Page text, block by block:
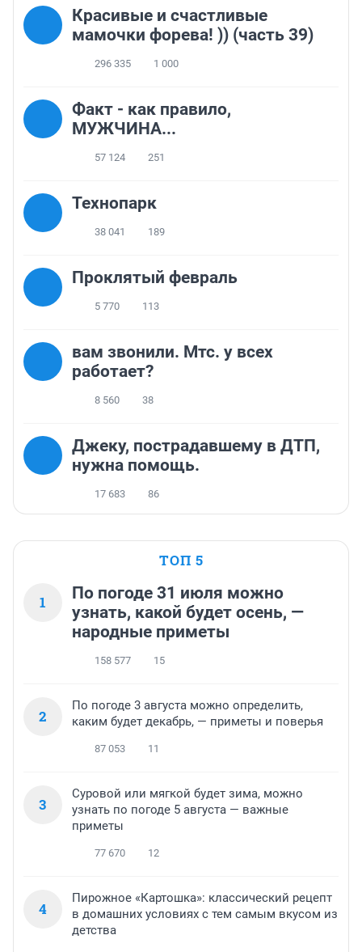
Красивые и счастливые
мамочки форева! )) (часть 39)
296 335 1 000
Факт - как правило,
МУЖЧИНА...
57 124 251
Технопарк
38 041 189
Проклятый февраль
5 770 113
вам звонили. Мтс. у всех
работает?
8 560 38
Джеку, пострадавшему в ДТП,
нужна помощь.
17 683 86
ТОП 5
1
По погоде 31 июля можно
узнать, какой будет осень, —
народные приметы
158 577 15
2
По погоде 3 августа можно определить,
каким будет декабрь, — приметы и поверья
87 053 11
3
Суровой или мягкой будет зима, можно
узнать по погоде 5 августа — важные
приметы
77 670 12
4
Пирожное «Картошка»: классический рецепт
в домашних условиях с тем самым вкусом из
детства